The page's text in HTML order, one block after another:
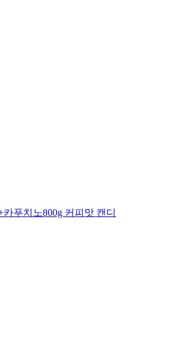
푸치노800g 커피맛 캔디